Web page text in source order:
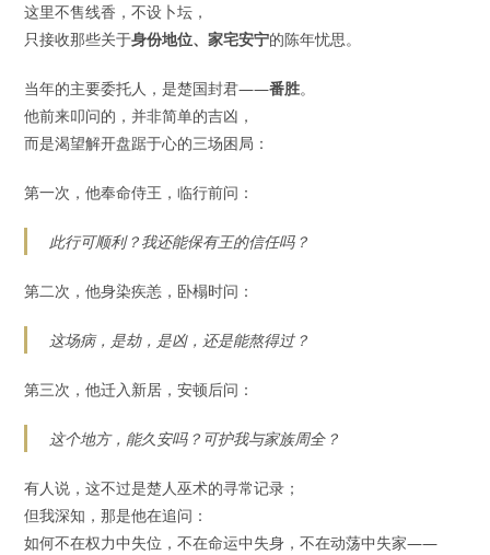
这里不售线香，不设卜坛，
只接收那些关于身份地位、家宅安宁的陈年忧思。
当年的主要委托人，是楚国封君——番胜。
他前来叩问的，并非简单的吉凶，
而是渴望解开盘踞于心的三场困局：
第一次，他奉命侍王，临行前问：
此行可顺利？我还能保有王的信任吗？
第二次，他身染疾恙，卧榻时问：
这场病，是劫，是凶，还是能熬得过？
第三次，他迁入新居，安顿后问：
这个地方，能久安吗？可护我与家族周全？
有人说，这不过是楚人巫术的寻常记录；
但我深知，那是他在追问：
如何不在权力中失位，不在命运中失身，不在动荡中失家——